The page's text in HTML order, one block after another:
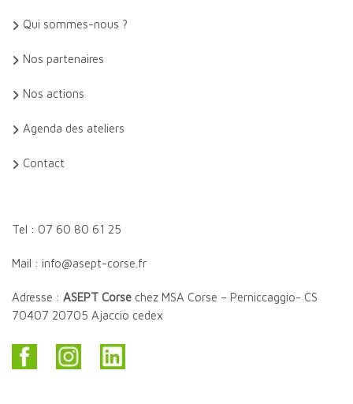
Qui sommes-nous ?
Nos partenaires
Nos actions
Agenda des ateliers
Contact
Tel : 07 60 80 61 25
Mail : info@asept-corse.fr
Adresse : ASEPT Corse chez MSA Corse – Perniccaggio- CS
70407 20705 Ajaccio cedex